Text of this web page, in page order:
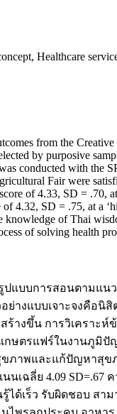
concept,
from the
by purposive
conducted with the
Fair were
of 4.33, SD = .70,
4.32, SD = .75, at a
of Thai
of solving health
ปแบบการสอนตามแ
วอย่างแบบเจาะจง
างขึ้น การวิเคราะ
เกษตรแฟร์ในงานภู
าพและแก้ปัญหาสุขภ
นเฉลี่ย 4.09
ด้เร็ว รับผิดชอบ ส